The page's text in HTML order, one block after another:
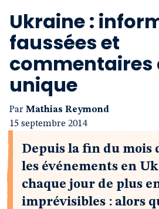
Ukraine :
faussées et
commentaires
unique
Par Mathias Reymond
15 septembre 2014
Depuis la fin du mois
les événements en
chaque jour de plus
imprévisibles : alors